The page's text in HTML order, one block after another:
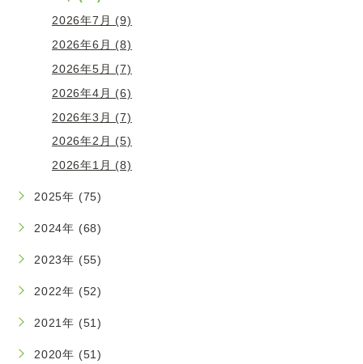
2026年7月 (9)
2026年6月 (8)
2026年5月 (7)
2026年4月 (6)
2026年3月 (7)
2026年2月 (5)
2026年1月 (8)
2025年 (75)
2024年 (68)
2023年 (55)
2022年 (52)
2021年 (51)
2020年 (51)